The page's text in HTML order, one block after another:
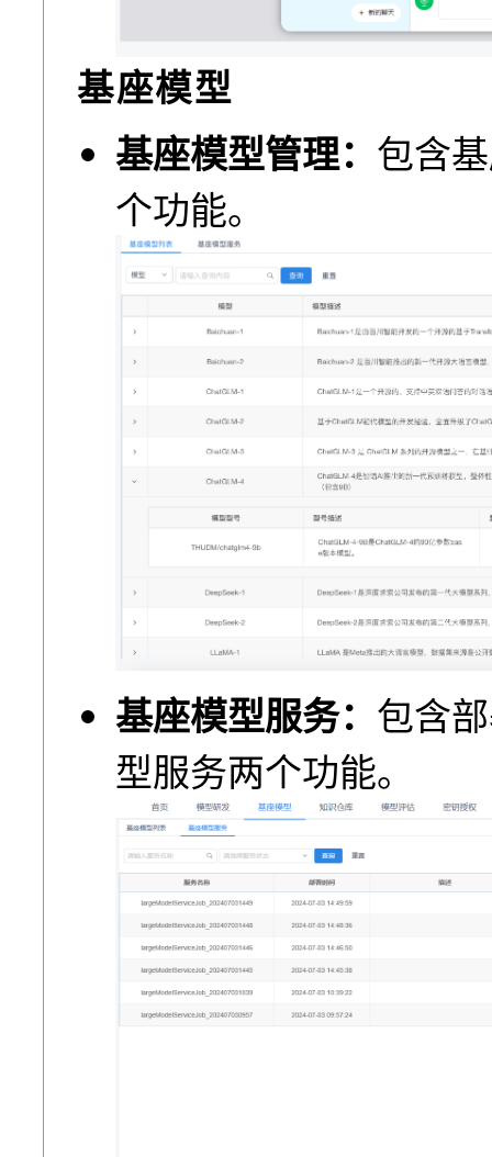
基座模型
基座模型管理： 包含
个功能。
基座模型服务： 包含
型服务两个功能。